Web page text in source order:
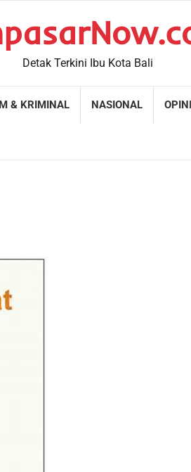
Detak Terkini Ibu Kota Bali
& KRIMINAL NASIONAL